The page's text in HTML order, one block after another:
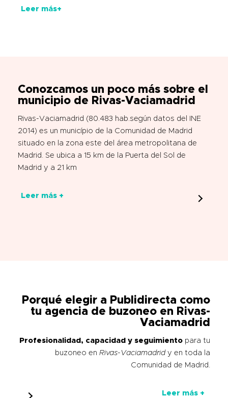
Leer más+
Conozcamos un poco más sobre el
municipio de Rivas-Vaciamadrid
Rivas-Vaciamadrid (80.483 hab.según datos del INE
2014) es un município de la Comunidad de Madrid
situado en la zona este del área metropolitana de
Madrid. Se ubica a 15 km de la Puerta del Sol de
Madrid y a 21 km
Leer más +
Porqué elegir a Publidirecta como
tu agencia de buzoneo en Rivas-
Vaciamadrid
Profesionalidad, capacidad y seguimiento para tu
buzoneo en Rivas-Vaciamadridy en toda la
Comunidad de Madrid.
Leer más +